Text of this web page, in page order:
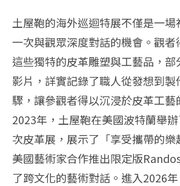
土屋鞄的海外巡迴特展不僅是一場
一次與觀眾深度對話的機會。觀者
這些獨特的皮革雕塑與工藝品，部
影片，詳實記錄了職人從發想到製
驟，讓參觀者得以沉浸於皮革工藝
2023年，土屋鞄在美國波特蘭舉
次皮革展，展示了「享受攜帶的
美國藝術家合作推出限定版
了跨文化的藝術對話。進入2026